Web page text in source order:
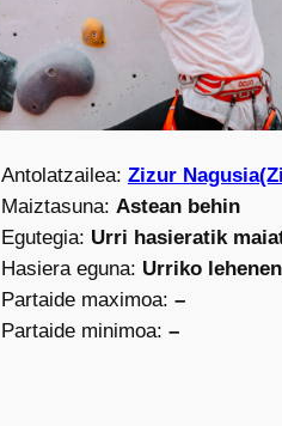
Antolatzailea: Zizur
Maiztasuna: Astean behin
Egutegia: Urri hasieratik
Hasiera eguna: Urriko
Partaide maximoa: –
Partaide minimoa: –